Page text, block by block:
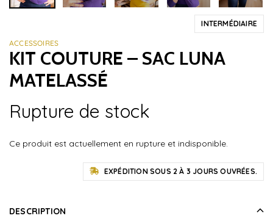
INTERMÉDIAIRE
ACCESSOIRES
KIT COUTURE – SAC LUNA
MATELASSÉ
Rupture de stock
Ce produit est actuellement en rupture et indisponible.
EXPÉDITION SOUS 2 À 3 JOURS OUVRÉES.
DESCRIPTION